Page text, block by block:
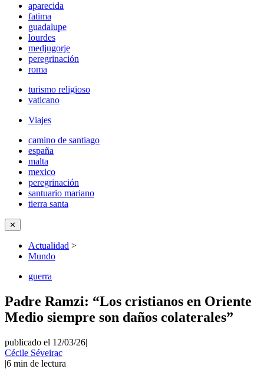
aparecida
fatima
guadalupe
lourdes
medjugorje
peregrinación
roma
turismo religioso
vaticano
Viajes
camino de santiago
españa
malta
mexico
peregrinación
santuario mariano
tierra santa
✕
Actualidad >
Mundo
guerra
Padre Ramzi: “Los cristianos en Oriente
Medio siempre son daños colaterales”
publicado el 12/03/26|
Cécile Séveirac
|6 min de lectura